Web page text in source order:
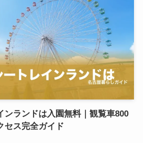
ンランドは入園無料｜観覧車800
セス完全ガイド